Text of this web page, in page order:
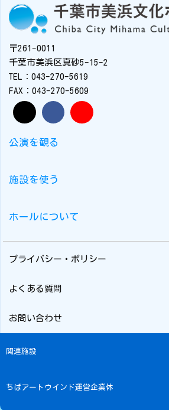
〒261-0011
千葉市美浜区真砂5-15-2
TEL：043-270-5619
FAX：043-270-5609
公演を観る
施設を使う
ホールについて
プライバシー・ポリシー
よくある質問
お問い合わせ
関連施設
ちばアートウインド運営企業体